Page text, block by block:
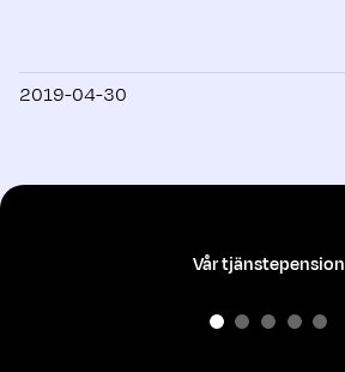
2019-04-30
Vår tjänstepension